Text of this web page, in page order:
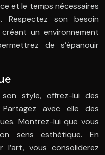
et le temps nécessaires
Respectez son besoin
un environnement
de s’épanouir
style, offrez-lui des
avec elle des
Montrez-lui que vous
sens esthétique. En
vous consoliderez